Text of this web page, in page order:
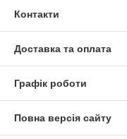
Контакти
Доставка та оплата
Графік роботи
Повна версія сайту